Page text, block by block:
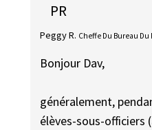
PR
Peggy R. Cheffe Du Bureau Du
Bonjour Dav,
généralement,
élèves-sous-